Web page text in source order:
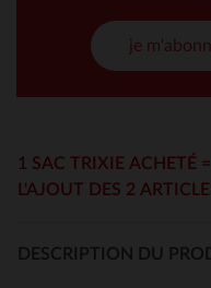
je
1 SAC TRIXIE ACHETÉ
L'AJOUT DES 2
DESCRIPTION DU